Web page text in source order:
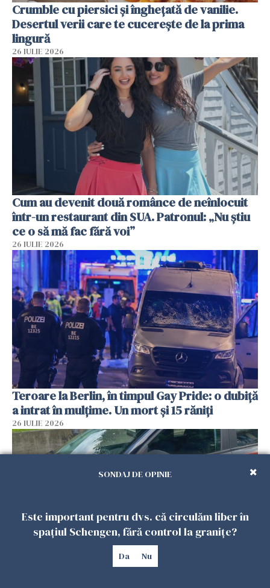
Crumble cu piersici și înghețată de vanilie.
Desertul verii care te cucerește de la prima
lingură
26 IULIE 2026
Cum au devenit două românce de neînlocuit
într-un restaurant din SUA. Patronul: „Nu știu
ce o să mă fac fără voi”
26 IULIE 2026
Teroare la Berlin, în timpul Gay Pride: o dubiță
a intrat în mulțime. Un mort și 15 răniți
26 IULIE 2026
SONDAJ DE OPINIE
Este important pentru dvs. că circulăm liber în
spațiul Schengen, fără control la granițe?
Da Nu